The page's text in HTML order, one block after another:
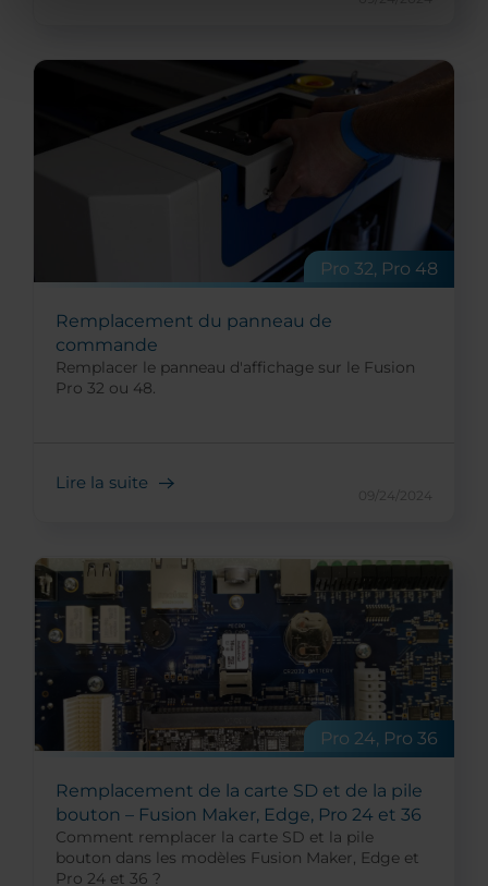
Pro 32, Pro 48
Remplacement du panneau de
commande
Remplacer le panneau d'affichage sur le Fusion
Pro 32 ou 48.
Lire la suite
09/24/2024
Pro 24, Pro 36
Remplacement de la carte SD et de la pile
bouton – Fusion Maker, Edge, Pro 24 et 36
Comment remplacer la carte SD et la pile
bouton dans les modèles Fusion Maker, Edge et
Pro 24 et 36 ?